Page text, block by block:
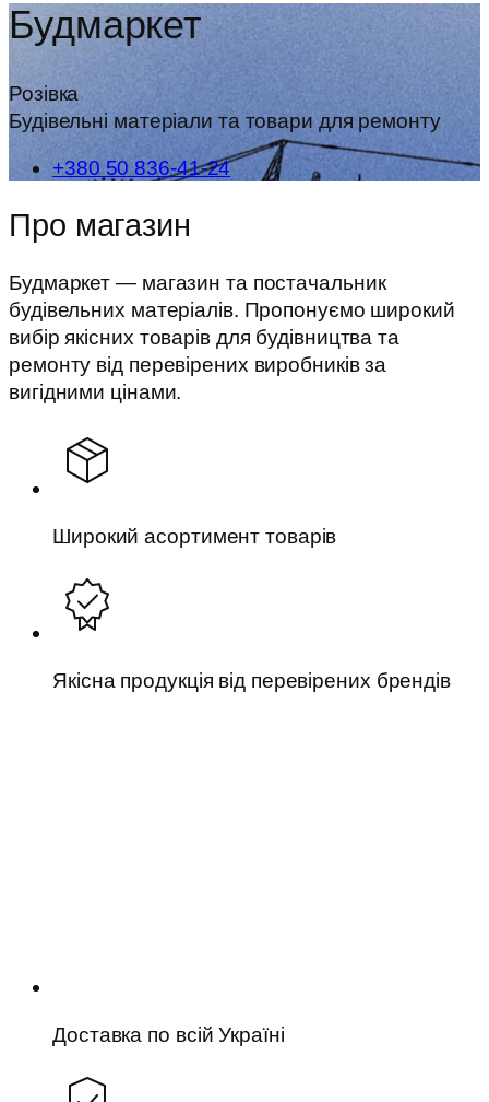
Будмаркет
Розівка
Будівельні матеріали та товари для ремонту
+380 50 836-41-24
Про магазин
Будмаркет — магазин та постачальник
будівельних матеріалів. Пропонуємо широкий
вибір якісних товарів для будівництва та
ремонту від перевірених виробників за
вигідними цінами.
Широкий асортимент товарів
Якісна продукція від перевірених брендів
Доставка по всій Україні